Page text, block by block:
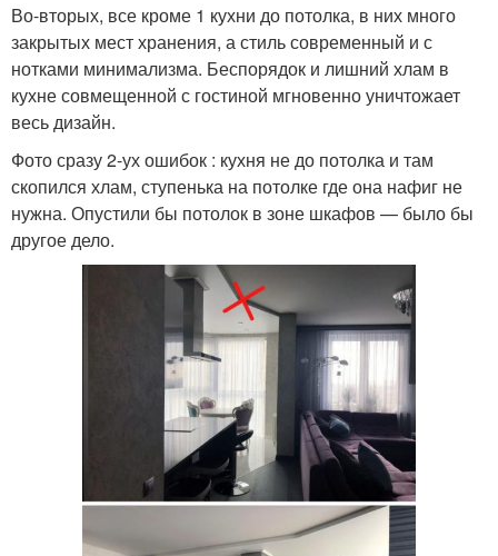
Во-вторых, все кроме 1 кухни до потолка, в них много
закрытых мест хранения, а стиль современный и с
нотками минимализма. Беспорядок и лишний хлам в
кухне совмещенной с гостиной мгновенно уничтожает
весь дизайн.
Фото сразу 2-ух ошибок : кухня не до потолка и там
скопился хлам, ступенька на потолке где она нафиг не
нужна. Опустили бы потолок в зоне шкафов — было бы
другое дело.